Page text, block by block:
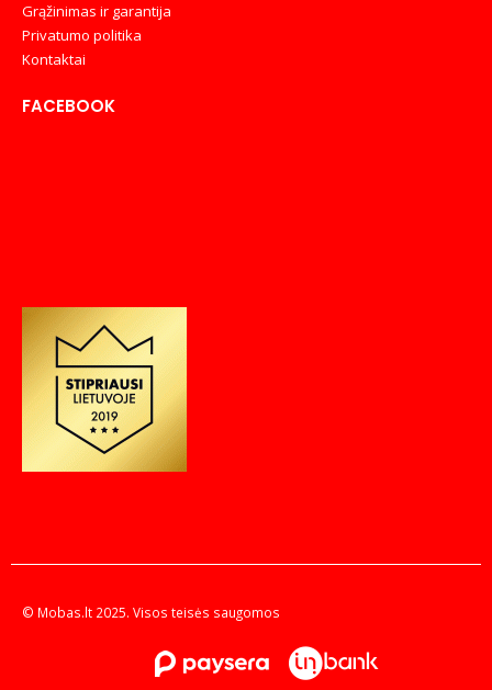
Grąžinimas ir garantija
Privatumo politika
Kontaktai
FACEBOOK
© Mobas.lt 2025. Visos teisės saugomos